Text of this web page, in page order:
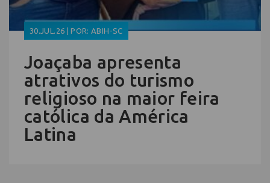
30.JUL.26 | POR: ABIH-SC
Joaçaba apresenta
atrativos do turismo
religioso na maior feira
católica da América
Latina